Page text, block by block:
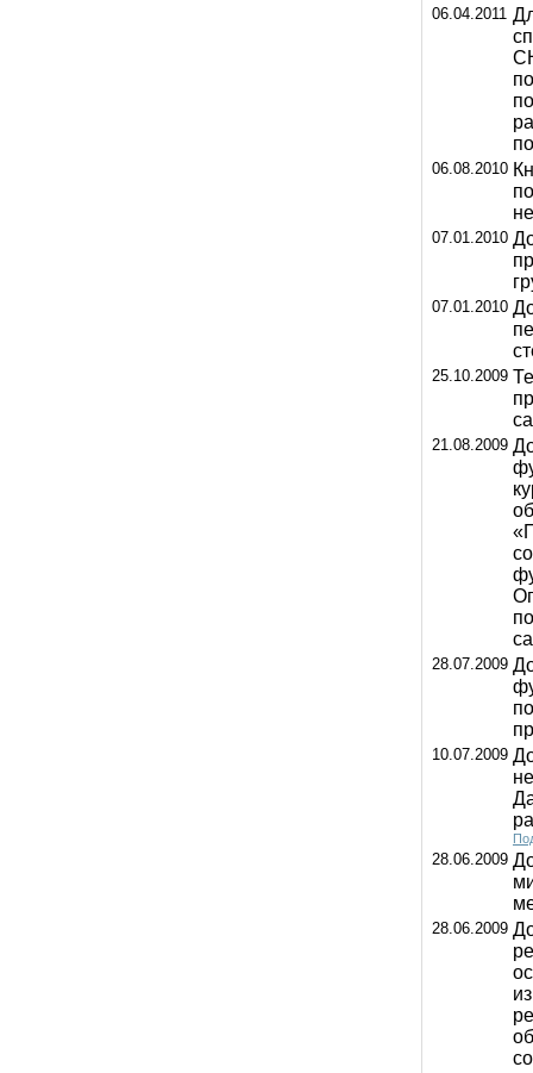
06.04.2011
06.08.2010
07.01.2010
07.01.2010
25.10.2009
21.08.2009
28.07.2009
10.07.2009
28.06.2009
28.06.2009